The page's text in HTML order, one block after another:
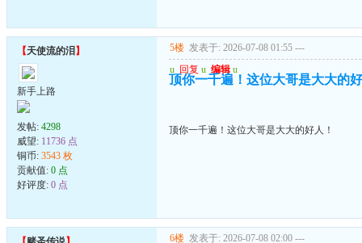
【天使流的泪 】
新手上路
发帖: 4298
威望: 11736 点
铜币: 3543 枚
贡献值: 0 点
好评度: 0 点
5楼 发表于: 2026-07-08 01:55 ---
u 回复 u 编辑 u
顶你一千遍！这位大哥是大大的
顶你一千遍！这位大哥是大大的好人！
6楼 发表于: 2026-07-08 02:00 ---